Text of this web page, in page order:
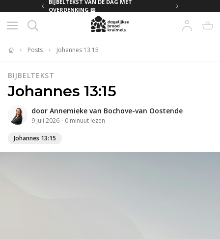
BIJBELTEKST VAN DE DAG MET
OVERDENKING 📖
Home
Posts Johannes 13:15
BIJBELTEKST
Johannes 13:15
door Annemieke van Bochove-van Oostende
9 juli 2026 · 0 minuut lezen
Johannes 13:15